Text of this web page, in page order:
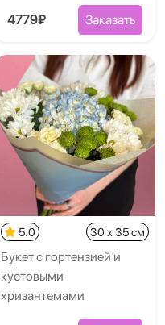
4779₽ Заказать
5.0 30 x 35 см
Букет с гортензией и
кустовыми
хризантемами